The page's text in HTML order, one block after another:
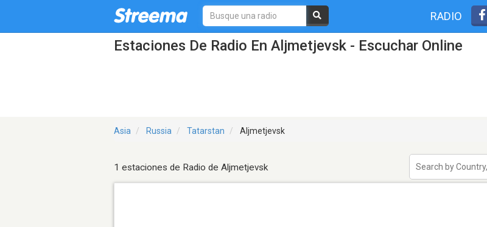
RADIO
Estaciones De Radio En Aljmetjevsk - Escuchar Online
Asia Russia Tatarstan Aljmetjevsk
1 estaciones de Radio de Aljmetjevsk